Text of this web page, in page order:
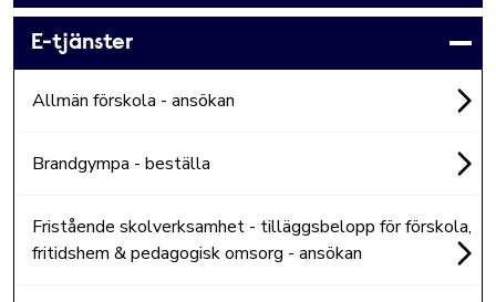
E-tjänster
Allmän förskola - ansökan
Brandgympa - beställa
Fristående skolverksamhet - tilläggsbelopp för förskola,
fritidshem & pedagogisk omsorg - ansökan